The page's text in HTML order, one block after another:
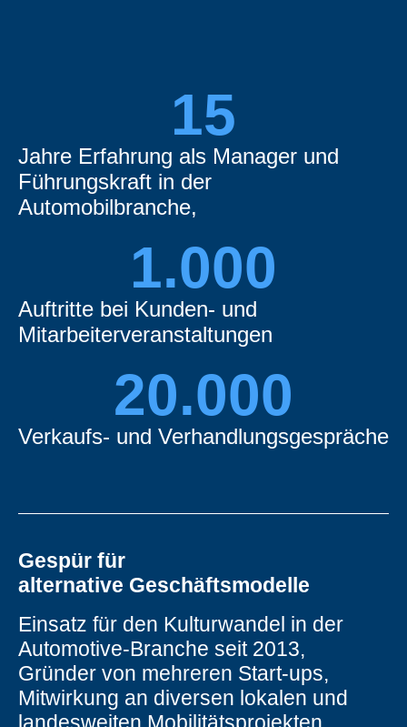
15
Jahre Erfahrung als Manager und
Führungskraft in der
Automobilbranche,
1.000
Auftritte bei Kunden- und
Mitarbeiterveranstaltungen
20.000
Verkaufs- und Verhandlungsgespräche
Gespür für
alternative Geschäftsmodelle
Einsatz für den Kulturwandel in der
Automotive-Branche seit 2013,
Gründer von mehreren Start-ups,
Mitwirkung an diversen lokalen und